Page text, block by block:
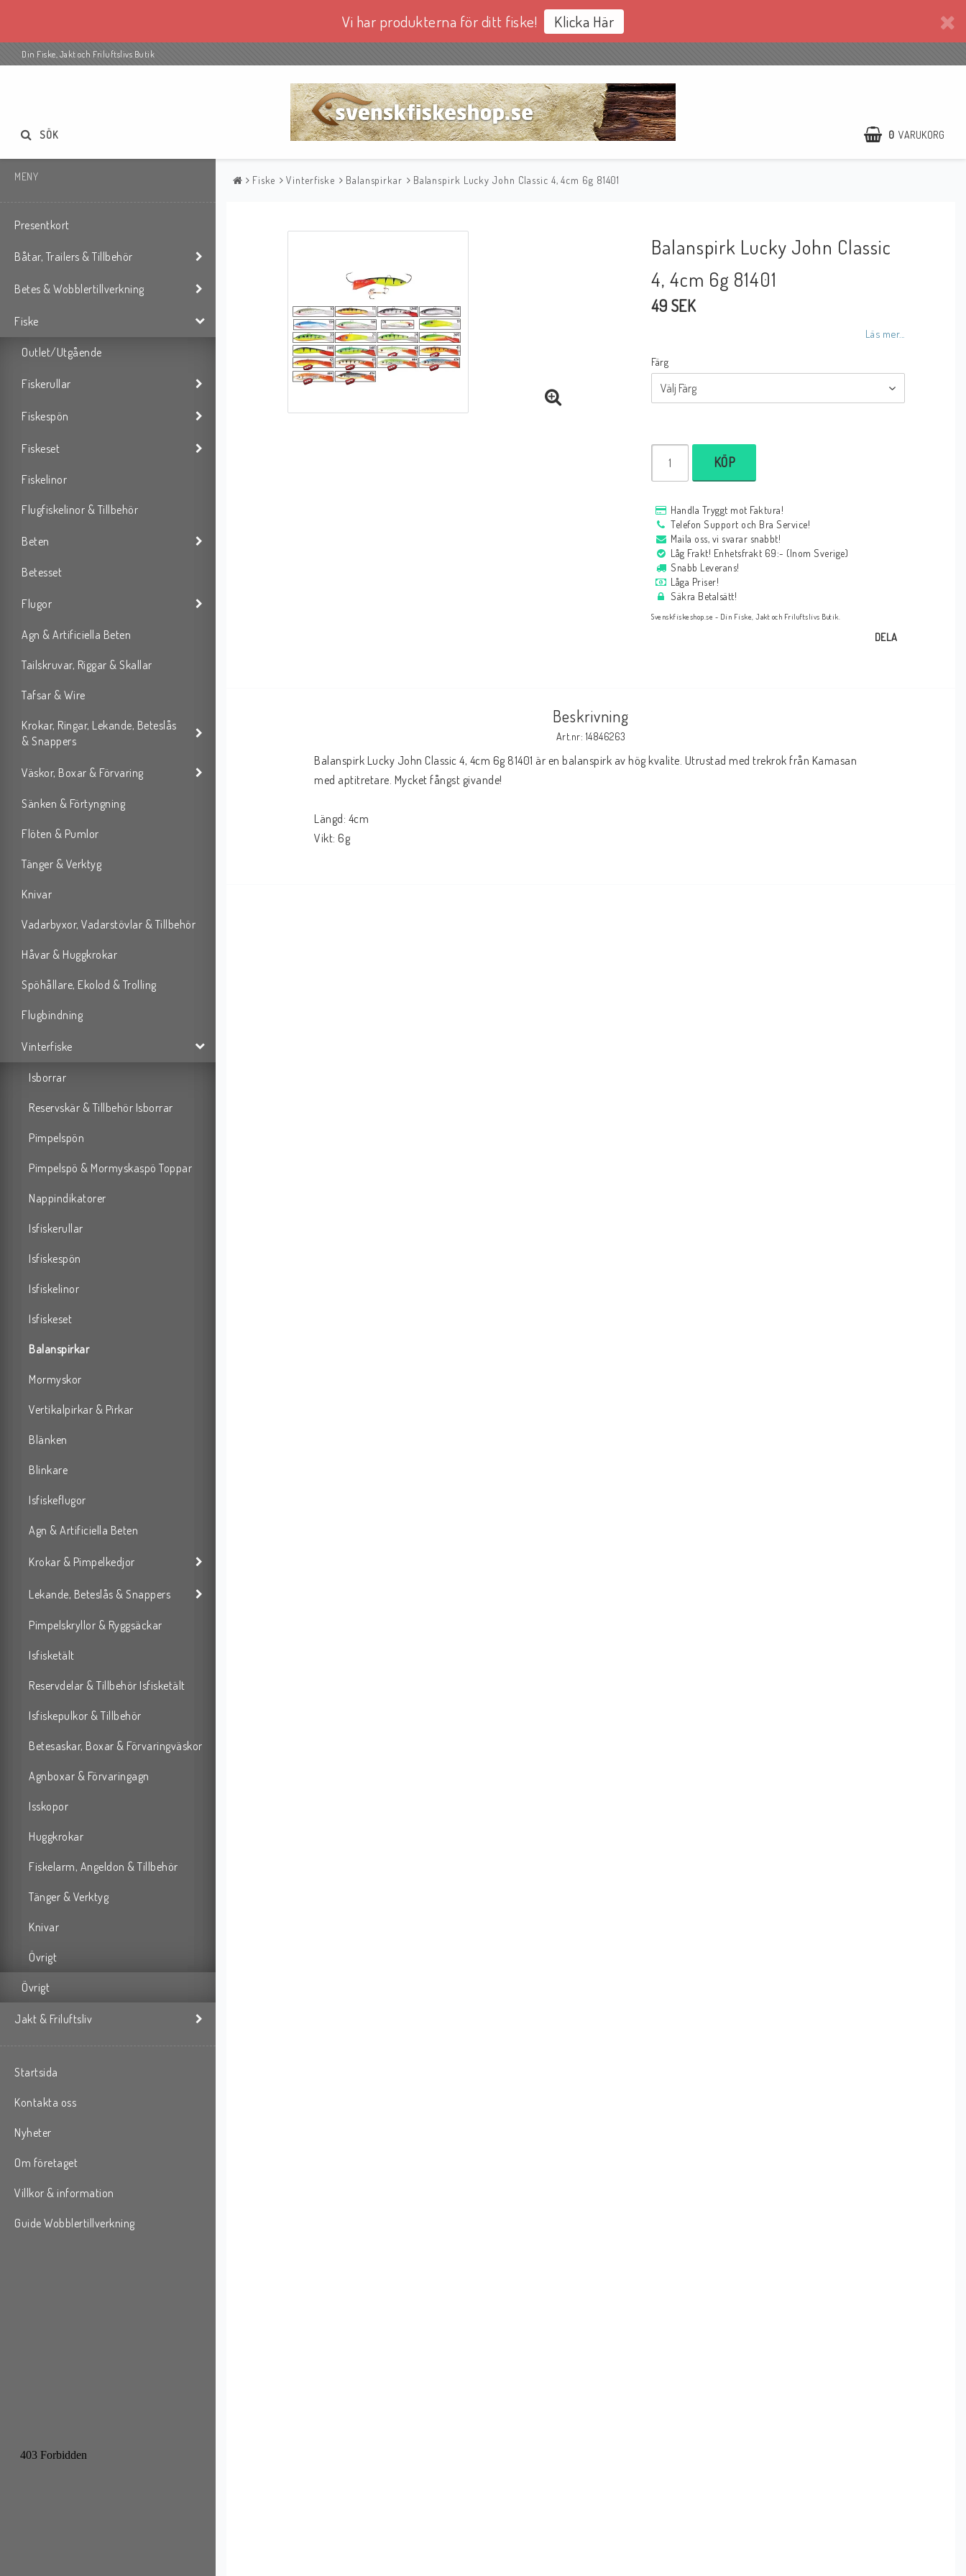
Vi har produkterna för ditt fiske! Klicka Här
Din Fiske, Jakt och Friluftslivs Butik
0 VARUKORG
SÖK
MENY
Presentkort
Båtar, Trailers & Tillbehör
Betes & Wobblertillverkning
Fiske
Outlet/Utgående
Fiskerullar
Fiskespön
Fiskeset
Fiskelinor
Flugfiskelinor & Tillbehör
Beten
Betesset
Flugor
Agn & Artificiella Beten
Tailskruvar, Riggar & Skallar
Tafsar & Wire
Krokar, Ringar, Lekande, Beteslås
& Snappers
Väskor, Boxar & Förvaring
Sänken & Förtyngning
Flöten & Pumlor
Tänger & Verktyg
Knivar
Vadarbyxor, Vadarstövlar & Tillbehör
Håvar & Huggkrokar
Spöhållare, Ekolod & Trolling
Flugbindning
Vinterfiske
Isborrar
Reservskär & Tillbehör Isborrar
Pimpelspön
Pimpelspö & Mormyskaspö Toppar
Nappindikatorer
Isfiskerullar
Isfiskespön
Isfiskelinor
Isfiskeset
Balanspirkar
Mormyskor
Vertikalpirkar & Pirkar
Blänken
Blinkare
Isfiskeflugor
Agn & Artificiella Beten
Krokar & Pimpelkedjor
Lekande, Beteslås & Snappers
Pimpelskryllor & Ryggsäckar
Isfisketält
Reservdelar & Tillbehör Isfisketält
Isfiskepulkor & Tillbehör
Betesaskar, Boxar & Förvaringväskor
Agnboxar & Förvaringagn
Isskopor
Huggkrokar
Fiskelarm, Angeldon & Tillbehör
Tänger & Verktyg
Knivar
Övrigt
Övrigt
Jakt & Friluftsliv
Startsida
Kontakta oss
Nyheter
Om företaget
Villkor & information
Guide Wobblertillverkning
Fiske Vinterfiske Balanspirkar Balanspirk Lucky John Classic 4, 4cm 6g 81401
Balanspirk Lucky John Classic
4, 4cm 6g 81401
49 SEK
Läs mer...
Färg
KÖP
Handla Tryggt mot Faktura!
Telefon Support och Bra Service!
Maila oss, vi svarar snabbt!
Låg Frakt! Enhetsfrakt 69:- (Inom Sverige)
Snabb Leverans!
Låga Priser!
Säkra Betalsätt!
Svenskfiskeshop.se - Din Fiske, Jakt och Friluftslivs Butik.
DELA
Beskrivning
Art.nr: 14846263
Balanspirk Lucky John Classic 4, 4cm 6g 81401 är en balanspirk av hög kvalite. Utrustad med trekrok från Kamasan
med aptitretare. Mycket fångst givande!
Längd: 4cm
Vikt: 6g